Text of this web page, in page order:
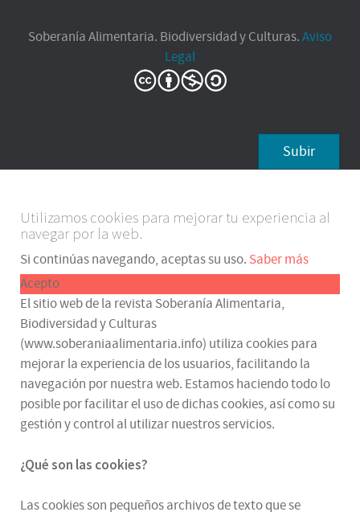
Soberanía Alimentaria. Biodiversidad y Culturas.Aviso
Legal
Subir
Utilizamos cookies para mejorar tu experiencia al
navegar por la web.
Si continúas navegando, aceptas su uso. Saber más
Acepto
El sitio web de la revista Soberanía Alimentaria,
Biodiversidad y Culturas
(www.soberaniaalimentaria.info) utiliza cookies para
mejorar la experiencia de los usuarios, facilitando la
navegación por nuestra web. Estamos haciendo todo lo
posible por facilitar el uso de dichas cookies, así como su
gestión y control al utilizar nuestros servicios.
¿Qué son las cookies?
Las cookies son pequeños archivos de texto que se